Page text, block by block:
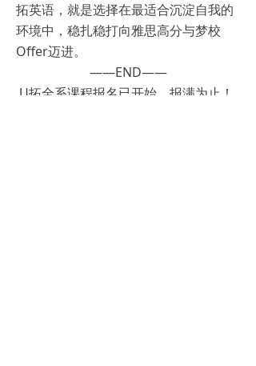
拓英语，就是选择在最适合沉淀自我的
环境中，稳扎稳打向雅思高分与梦校
Offer迈进。
——END——
U拓全系课程报名已开始，报满为止！